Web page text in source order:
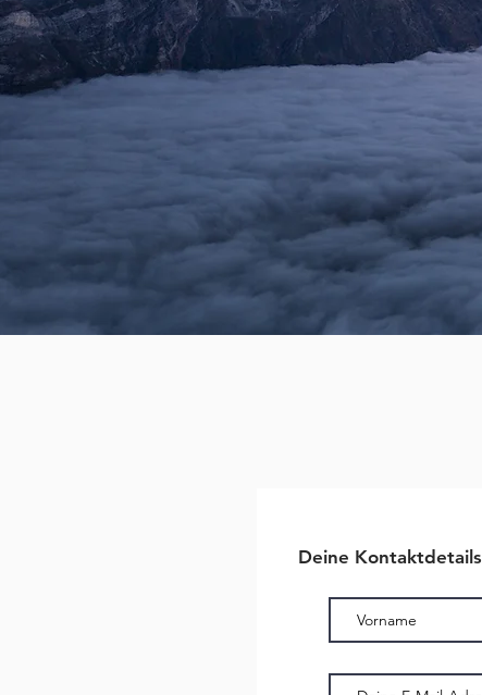
Deine Kontaktdetails